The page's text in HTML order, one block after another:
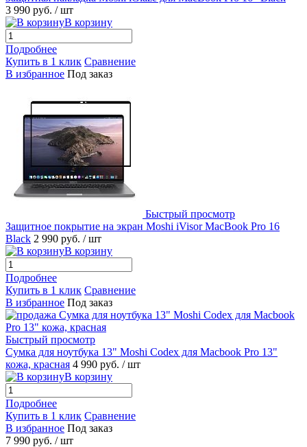
3 990 руб. / шт
В корзину
Подробнее
Купить в 1 клик Сравнение
В избранное Под заказ
Быстрый просмотр
Защитное покрытие на экран Moshi iVisor MacBook Pro 16
Black 2 990 руб. / шт
В корзину
Подробнее
Купить в 1 клик Сравнение
В избранное Под заказ
Быстрый просмотр
Сумка для ноутбука 13" Moshi Codex для Macbook Pro 13"
кожа, красная 4 990 руб. / шт
В корзину
Подробнее
Купить в 1 клик Сравнение
В избранное Под заказ
7 990 руб. / шт